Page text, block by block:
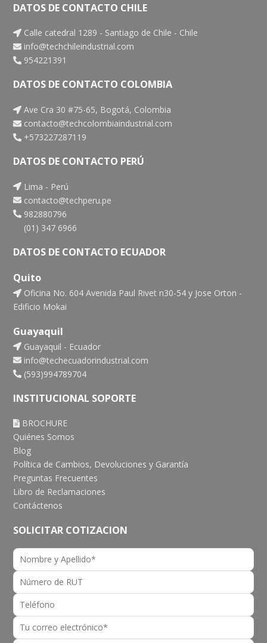
DATOS DE CONTACTO CHILE
Calle catedral 1289 - Santiago de Chile - Chile
info@techchileindustrial.com
954221391
DATOS DE CONTACTO COLOMBIA
Ave Cra 30 #75-65, Bogotá, Colombia
contacto@techcolombiaindustrial.com
+573227287119
DATOS DE CONTACTO PERÚ
Lima - Perú
contacto@techperu.pe
982880796
(01) 347 6966
DATOS DE CONTACTO ECUADOR
Quito
Oficina No. 604 Avenida Paul Rivet n30-54 y Jose Orton -
Edificio Mokai
Guayaquil
Guayaquil - Ecuador
info@techecuadorindustrial.com
(593)994789704
INSTITUCIONAL SOPORTE
BROCHURE
Quiénes Somos
Blog
Política de Cambios, Devoluciones y Garantía
Preguntas Frecuentes
Libro de Reclamaciones
Contáctenos
SOLICITAR COTIZACION